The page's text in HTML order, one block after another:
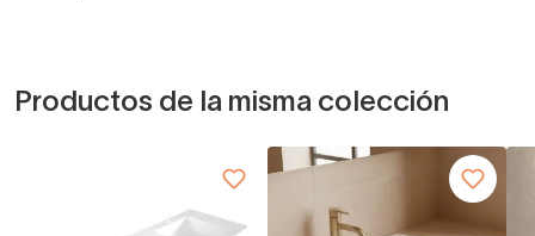
Productos de la misma colección